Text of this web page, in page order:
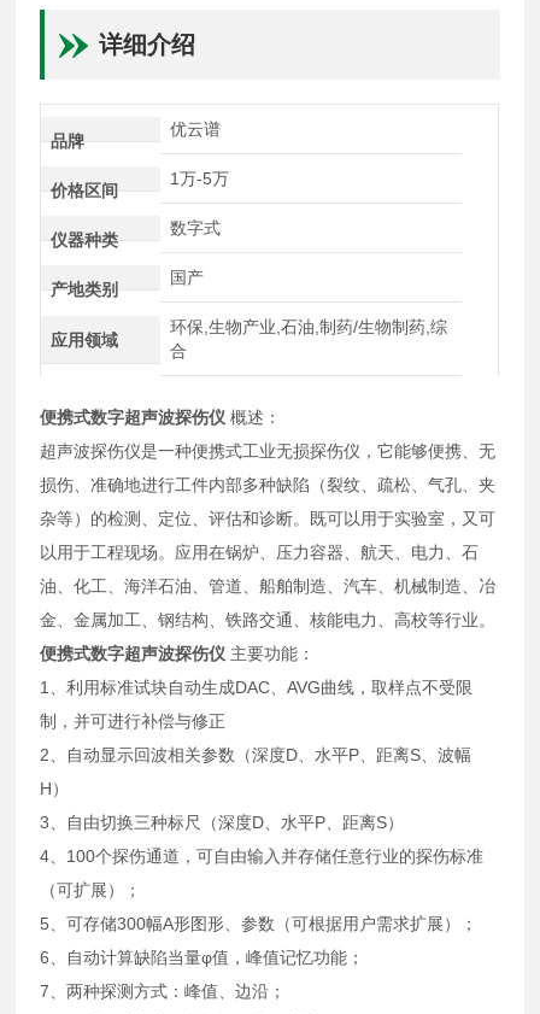
详细介绍
品牌
优云谱
价格区间
1万-5万
仪器种类
数字式
产地类别
国产
应用领域
环保,生物产业,石油,制药/生物制药,综
合
便携式数字超声波探伤仪 概述：
超声波探伤仪是一种便携式工业无损探伤仪，它能够便携、无
损伤、准确地进行工件内部多种缺陷（裂纹、疏松、气孔、夹
杂等）的检测、定位、评估和诊断。既可以用于实验室，又可
以用于工程现场。应用在锅炉、压力容器、航天、电力、石
油、化工、海洋石油、管道、船舶制造、汽车、机械制造、冶
金、金属加工、钢结构、铁路交通、核能电力、高校等行业。
便携式数字超声波探伤仪 主要功能：
1、利用标准试块自动生成DAC、AVG曲线，取样点不受限
制，并可进行补偿与修正
2、自动显示回波相关参数（深度D、水平P、距离S、波幅
H）
3、自由切换三种标尺（深度D、水平P、距离S）
4、100个探伤通道，可自由输入并存储任意行业的探伤标准
（可扩展）；
5、可存储300幅A形图形、参数（可根据用户需求扩展）；
6、自动计算缺陷当量φ值，峰值记忆功能；
7、两种探测方式：峰值、边沿；